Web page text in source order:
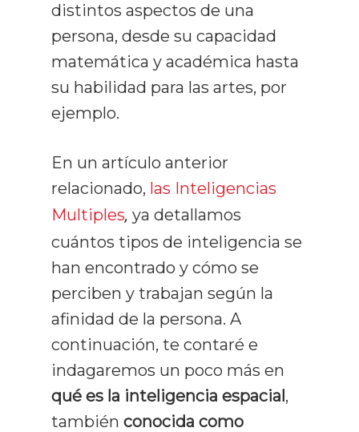
distintos aspectos de una
persona, desde su capacidad
matemática y académica hasta
su habilidad para las artes, por
ejemplo.
En un artículo anterior
relacionado, las Inteligencias
Multiples, ya detallamos
cuántos tipos de inteligencia se
han encontrado y cómo se
perciben y trabajan según la
afinidad de la persona. A
continuación, te contaré e
indagaremos un poco más en
qué es la inteligencia espacial,
también conocida como